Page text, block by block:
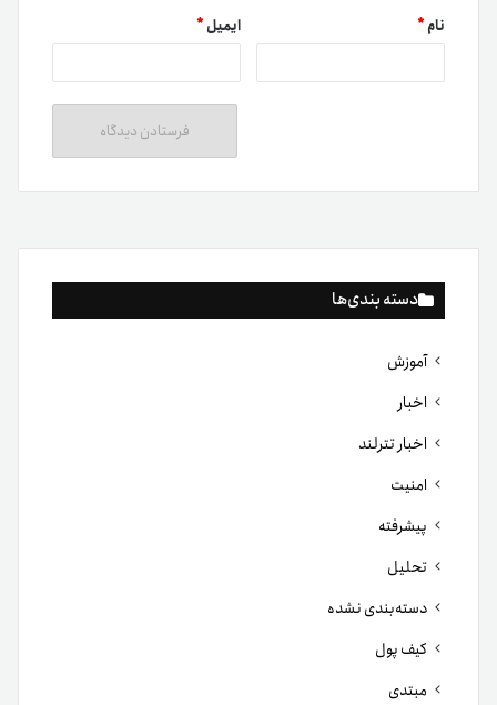
دسته بندی‌ها
آموزش
اخبار
اخبار تترلند
امنیت
پیشرفته
تحلیل
دسته‌بندی نشده
کیف پول
مبتدی
نام* ایمیل*